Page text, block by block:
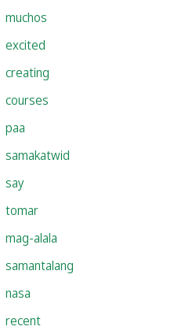
muchos
excited
creating
courses
paa
samakatwid
say
tomar
mag-alala
samantalang
nasa
recent